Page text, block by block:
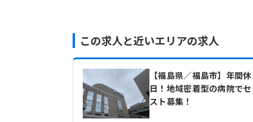
この求人と近いエリアの求人
【福島県／福島市】年間
日！地域密着型の病院で
スト募集！